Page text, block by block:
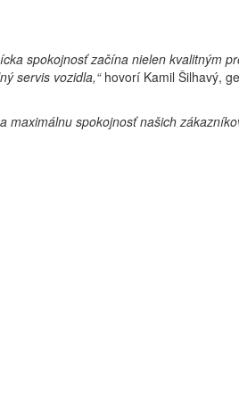
spokojnosť začína nielen kvalitným
servis vozidla,“hovorí Kamil Šilhavý,
spokojnosť našich